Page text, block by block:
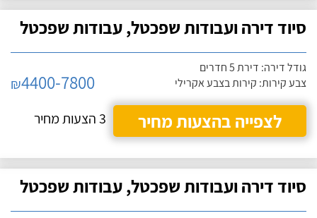
סיוד דירה ועבודות שפכטל, עבודות שפכטל
גודל דירה: דירת 5 חדרים
צבע קירות: קירות בצבע אקרילי
₪4400-7800
לצפייה בהצעות מחיר
3 הצעות מחיר
סיוד דירה ועבודות שפכטל, עבודות שפכטל